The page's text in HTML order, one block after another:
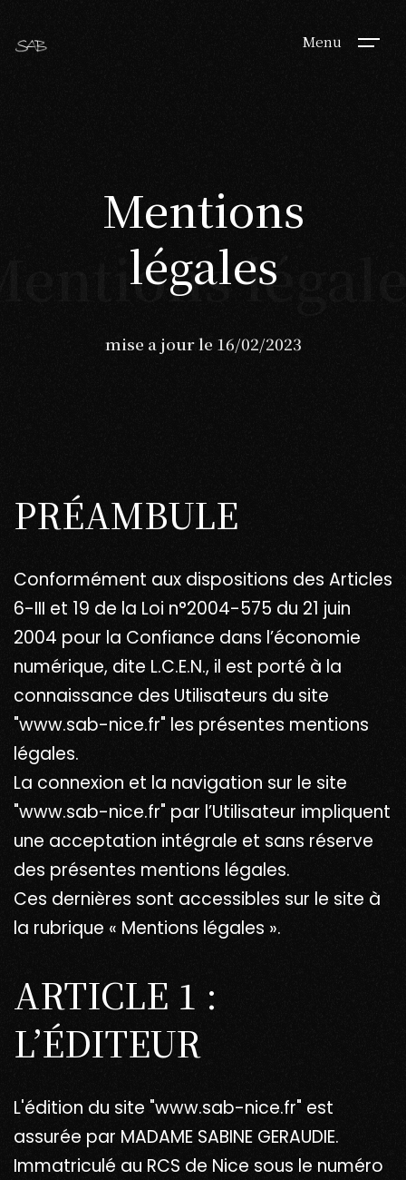
Menu
Mentions
légales
mise a jour le 16/02/2023
PRÉAMBULE
Conformément aux dispositions des Articles
6-III et 19 de la Loi n°2004-575 du 21 juin
2004 pour la Confiance dans l’économie
numérique, dite L.C.E.N., il est porté à la
connaissance des Utilisateurs du site
"www.sab-nice.fr" les présentes mentions
légales.
La connexion et la navigation sur le site
"www.sab-nice.fr" par l’Utilisateur impliquent
une acceptation intégrale et sans réserve
des présentes mentions légales.
Ces dernières sont accessibles sur le site à
la rubrique « Mentions légales ».
ARTICLE 1 :
L’ÉDITEUR
L'édition du site "www.sab-nice.fr" est
assurée par MADAME SABINE GERAUDIE.
Immatriculé au RCS de Nice sous le numéro